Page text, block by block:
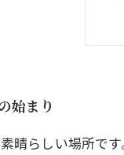
始まり
晴らしい場所で